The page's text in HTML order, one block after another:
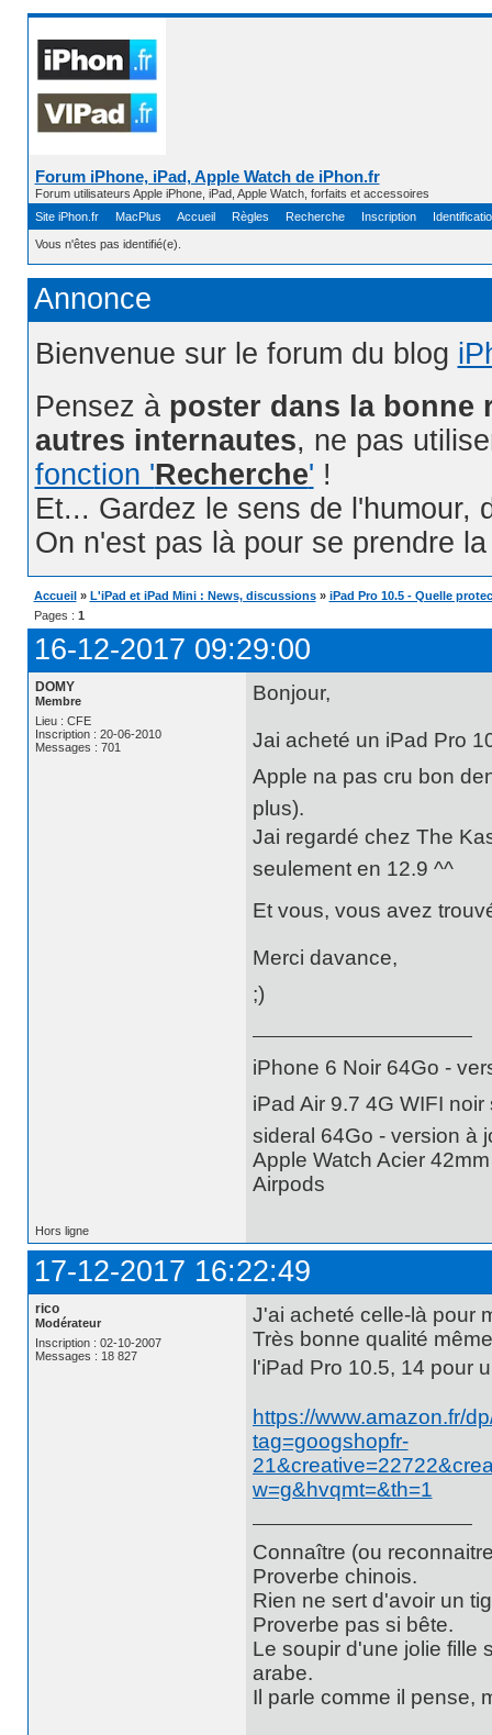
Forum iPhone, iPad, Apple Watch de iPhon.fr
Forum utilisateurs Apple iPhone, iPad, Apple Watch, forfaits et accessoires
Site iPhon.fr
MacPlus Accueil Règles Recherche Inscription
Vous n'êtes pas identifié(e).
Annonce
Bienvenue sur le forum du blog
Pensez à poster dans la bonne
autres internautes, ne pas
fonction 'Recherche' !
Et... Gardez le sens de l'humour,
On n'est pas là pour se prendre
Accueil » L'iPad et iPad Mini : News, discussions » iPad Pro 10.5 - Quelle
Pages : 1
16-12-2017 09:29:00
DOMY
Membre
Lieu : CFE
Inscription : 20-06-2010
Messages : 701
Bonjour,
Jai acheté un iPad Pro
Apple na pas cru bon
plus).
Jai regardé chez The
seulement en 12.9 ^^
Et vous, vous avez
Merci davance,
;)
iPhone 6 Noir 64Go -
iPad Air 9.7 4G WIFI
sideral 64Go - version à
Apple Watch Acier
Airpods
Hors ligne
17-12-2017 16:22:49
rico
Modérateur
Inscription : 02-10-2007
Messages : 18 827
J'ai acheté celle-là pour
Très bonne qualité
l'iPad Pro 10.5, 14
https://www.amazon.fr/
tag=googshopfr-
w=g&hvqmt=&th=1
Connaître (ou
Proverbe chinois.
Rien ne sert d'avoir un
Proverbe pas si bête.
Le soupir d'une jolie fille
arabe.
Il parle comme il pense,